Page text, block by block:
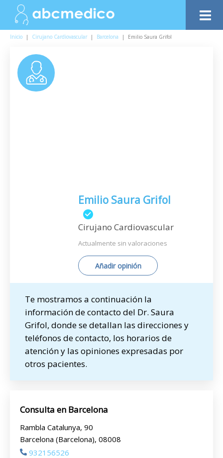
Inicio | Cirujano Cardiovascular | Barcelona | Emilio Saura Grifol
Emilio Saura Grifol
Cirujano Cardiovascular
Actualmente sin valoraciones
Añadir opinión
Te mostramos a continuación la
información de contacto del Dr. Saura
Grifol, donde se detallan las direcciones y
teléfonos de contacto, los horarios de
atención y las opiniones expresadas por
otros pacientes.
Consulta en Barcelona
Rambla Catalunya, 90
Barcelona (Barcelona), 08008
932156526